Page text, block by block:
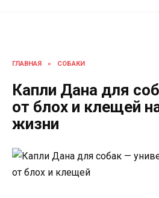
ГЛАВНАЯ » СОБАКИ
Капли Дана для
от блох и клещей
жизни